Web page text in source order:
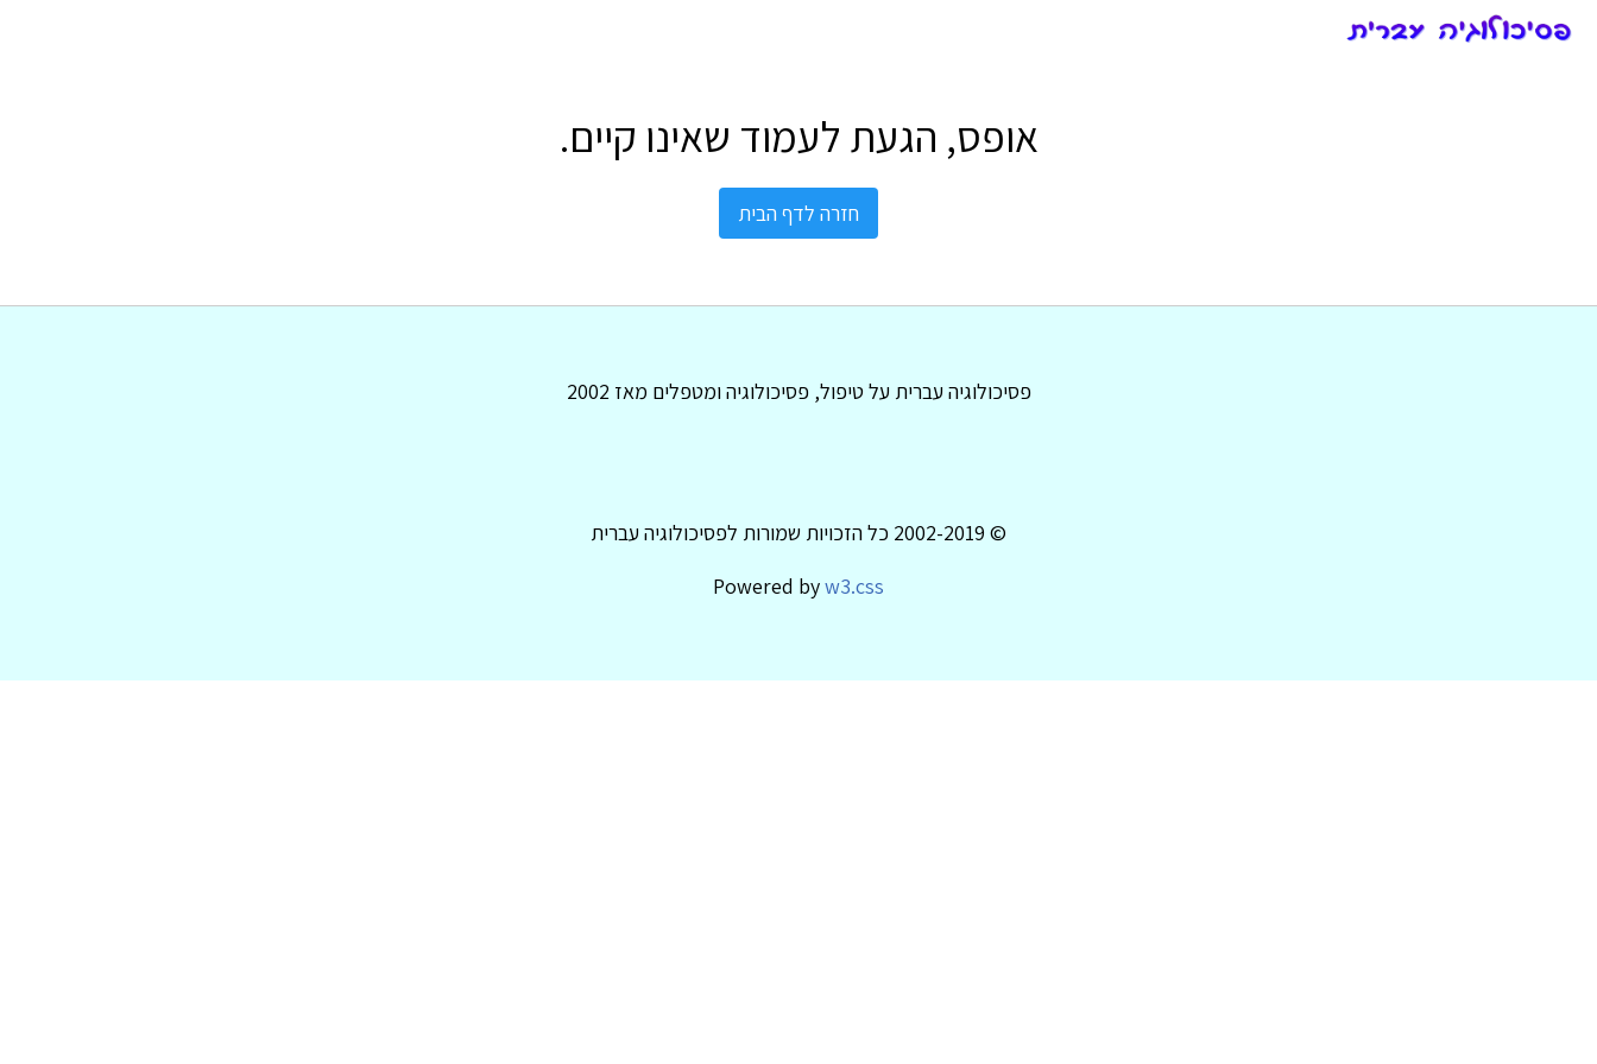
אופס, הגעת לעמוד שאינו קיים.
חזרה לדף הבית
פסיכולוגיה עברית על טיפול, פסיכולוגיה ומטפלים מאז 2002
© 2002-2019 כל הזכויות שמורות לפסיכולוגיה עברית
Powered byw3.css